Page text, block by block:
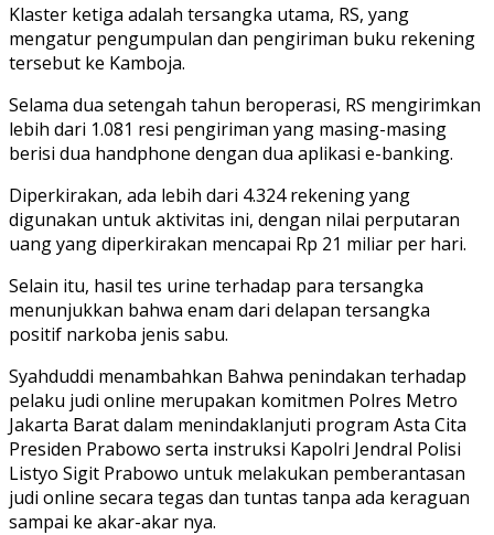
Klaster ketiga adalah tersangka utama, RS, yang
mengatur pengumpulan dan pengiriman buku rekening
tersebut ke Kamboja.
Selama dua setengah tahun beroperasi, RS mengirimkan
lebih dari 1.081 resi pengiriman yang masing-masing
berisi dua handphone dengan dua aplikasi e-banking.
Diperkirakan, ada lebih dari 4.324 rekening yang
digunakan untuk aktivitas ini, dengan nilai perputaran
uang yang diperkirakan mencapai Rp 21 miliar per hari.
Selain itu, hasil tes urine terhadap para tersangka
menunjukkan bahwa enam dari delapan tersangka
positif narkoba jenis sabu.
Syahduddi menambahkan Bahwa penindakan terhadap
pelaku judi online merupakan komitmen Polres Metro
Jakarta Barat dalam menindaklanjuti program Asta Cita
Presiden Prabowo serta instruksi Kapolri Jendral Polisi
Listyo Sigit Prabowo untuk melakukan pemberantasan
judi online secara tegas dan tuntas tanpa ada keraguan
sampai ke akar-akar nya.